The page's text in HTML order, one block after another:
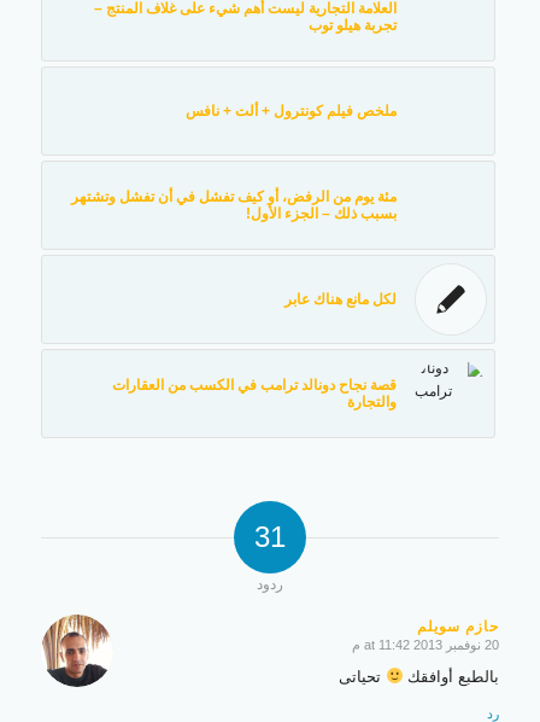
العلامة التجارية ليست أهم شيء على غلاف المنتج –
تجربة هيلو توب
ملخص فيلم كونترول + ألت + نافس
مئة يوم من الرفض، أو كيف تفشل في أن تفشل وتشتهر
بسبب ذلك – الجزء الأول!
لكل مانع هناك عابر
قصة نجاح دونالد ترامب في الكسب من العقارات
والتجارة
31
ردود
حازم سويلم
says:
20 نوفمبر 2013 at 11:42 م
بالطبع أوافقك تحياتى
رد